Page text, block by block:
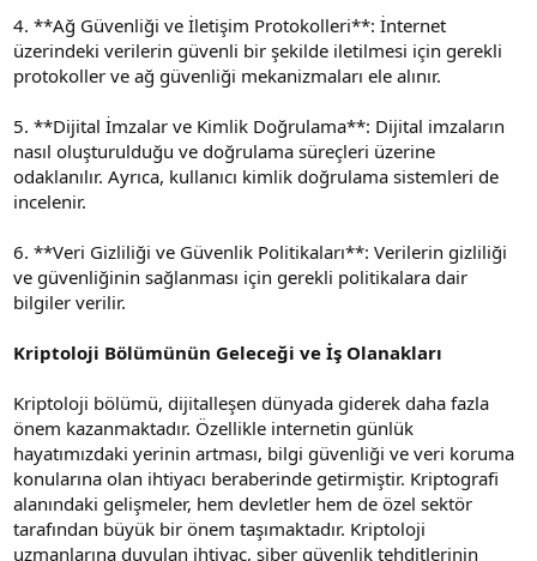
4. **Ağ Güvenliği ve İletişim Protokolleri**: İnternet
üzerindeki verilerin güvenli bir şekilde iletilmesi için gerekli
protokoller ve ağ güvenliği mekanizmaları ele alınır.
5. **Dijital İmzalar ve Kimlik Doğrulama**: Dijital imzaların
nasıl oluşturulduğu ve doğrulama süreçleri üzerine
odaklanılır. Ayrıca, kullanıcı kimlik doğrulama sistemleri de
incelenir.
6. **Veri Gizliliği ve Güvenlik Politikaları**: Verilerin gizliliği
ve güvenliğinin sağlanması için gerekli politikalara dair
bilgiler verilir.
Kriptoloji Bölümünün Geleceği ve İş Olanakları
Kriptoloji bölümü, dijitalleşen dünyada giderek daha fazla
önem kazanmaktadır. Özellikle internetin günlük
hayatımızdaki yerinin artması, bilgi güvenliği ve veri koruma
konularına olan ihtiyacı beraberinde getirmiştir. Kriptografi
alanındaki gelişmeler, hem devletler hem de özel sektör
tarafından büyük bir önem taşımaktadır. Kriptoloji
uzmanlarına duyulan ihtiyaç, siber güvenlik tehditlerinin